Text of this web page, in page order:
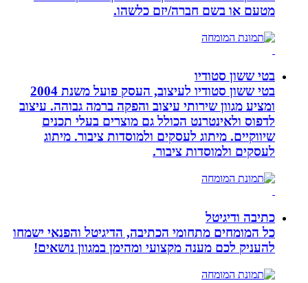
מטעם או בשם חברה/יזם כלשהו.
בטי ששון סטודיו
בטי ששון סטודיו לעיצוב, העסק פועל משנת 2004
ומציע מגוון שירותי עיצוב והפקה ברמה גבוהה. עיצוב
לדפוס ולאינטרנט הכולל גם מוצרים בעלי תכנים
שיווקיים. מיתוג לעסקים ולמוסדות ציבור. מיתוג
לעסקים ולמוסדות ציבור.
כתיבה ודיגיטל
כל המומחים מתחומי הכתיבה, הדיגיטל והפנאי ישמחו
להעניק לכם מענה מקצועי ומהימן במגוון נושאים!